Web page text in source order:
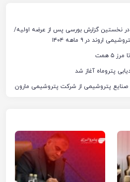
در نخستین گزارش بورسی پس از عرضه اولیه/
۵ همت
پتروماه آغاز شد
صنایع پتروشیمی از شرکت پتروشیمی مارون